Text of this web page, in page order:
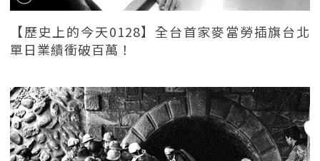
【歷史上的今天0128】全台首家麥當勞插旗台北
單日業績衝破百萬！